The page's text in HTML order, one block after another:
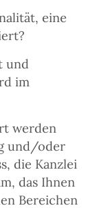
eine
und
im
werden
und/oder
die Kanzlei
das Ihnen
Bereichen